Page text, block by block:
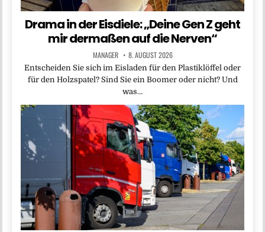
Drama in der Eisdiele: „Deine Gen Z geht
mir dermaßen auf die Nerven“
MANAGER 8. AUGUST 2026
Entscheiden Sie sich im Eisladen für den Plastiklöffel oder
für den Holzspatel? Sind Sie ein Boomer oder nicht? Und
was…